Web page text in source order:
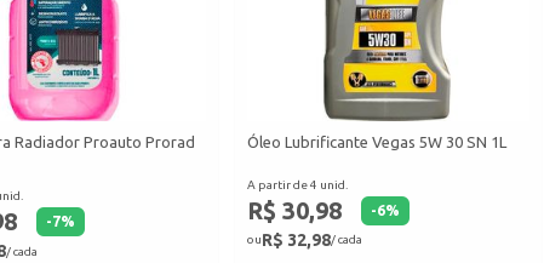
Radiador Proauto Prorad
-7%
/ cada
Óleo Lubrificante Vegas 5W 30 SN 1L
A partir de 4 unid.
R$ 30,98 -6%
ouR$ 32,98/ cada